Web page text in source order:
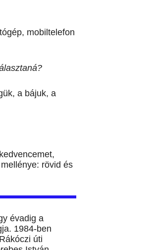
mobiltelefon
a bájuk, a
rövid és
évadig a
1984-ben
úti